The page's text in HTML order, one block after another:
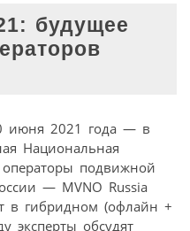
будущее
июня 2021 года — в
Национальная
подвижной
— MVNO Russia
в гибридном (офлайн +
эксперты обсудят